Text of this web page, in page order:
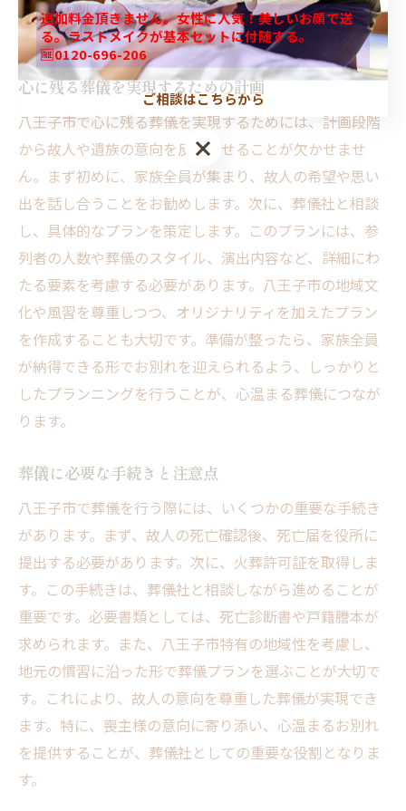
進められるようにすることが、心温まるお別れを実現す
るための第一歩です。
心に残る葬儀を実現するための計画
八王子市で心に残る葬儀を実現するためには、計画段階
から故人や遺族の意向を反映させることが欠かせませ
ん。まず初めに、家族全員が集まり、故人の希望や思い
出を話し合うことをお勧めします。次に、葬儀社と相談
し、具体的なプランを策定します。このプランには、参
列者の人数や葬儀のスタイル、演出内容など、詳細にわ
たる要素を考慮する必要があります。八王子市の地域文
化や風習を尊重しつつ、オリジナリティを加えたプラン
を作成することも大切です。準備が整ったら、家族全員
が納得できる形でお別れを迎えられるよう、しっかりと
したプランニングを行うことが、心温まる葬儀につなが
ります。
葬儀に必要な手続きと注意点
八王子市で葬儀を行う際には、いくつかの重要な手続き
があります。まず、故人の死亡確認後、死亡届を役所に
提出する必要があります。次に、火葬許可証を取得しま
す。この手続きは、葬儀社と相談しながら進めることが
重要です。必要書類としては、死亡診断書や戸籍謄本が
求められます。また、八王子市特有の地域性を考慮し、
地元の慣習に沿った形で葬儀プランを選ぶことが大切で
す。これにより、故人の意向を尊重した葬儀が実現でき
ます。特に、喪主様の意向に寄り添い、心温まるお別れ
を提供することが、葬儀社としての重要な役割となりま
す。
追加料金頂きません。女性に人気！美しいお顔で送
る。ラストメイクが基本セットに付随する。
🆓0120-696-206
ご相談はこちらから